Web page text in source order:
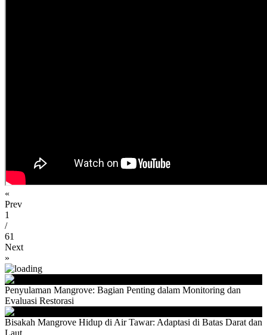
«
Prev
1
/
61
Next
»
Penyulaman Mangrove: Bagian Penting dalam Monitoring dan
Evaluasi Restorasi
Bisakah Mangrove Hidup di Air Tawar: Adaptasi di Batas Darat dan
Laut